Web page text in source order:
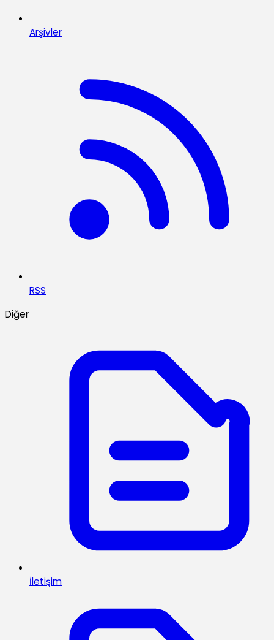
Arşivler
RSS
Diğer
İletişim